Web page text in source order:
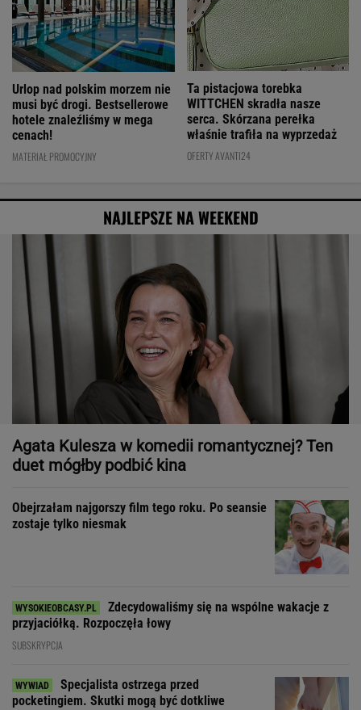
Urlop nad polskim morzem nie
musi być drogi. Bestsellerowe
hotele znaleźliśmy w mega
cenach!
MATERIAŁ PROMOCYJNY
Ta pistacjowa torebka
WITTCHEN skradła nasze
serca. Skórzana perełka
właśnie trafiła na wyprzedaż
OFERTY AVANTI24
NAJLEPSZE NA WEEKEND
Agata Kulesza w komedii romantycznej? Ten
duet mógłby podbić kina
Obejrzałam najgorszy film tego roku. Po seansie
zostaje tylko niesmak
Zdecydowaliśmy się na wspólne wakacje z
przyjaciółką. Rozpoczęła łowy
SUBSKRYPCJA
Specjalista ostrzega przed
pocketingiem. Skutki mogą być dotkliwe